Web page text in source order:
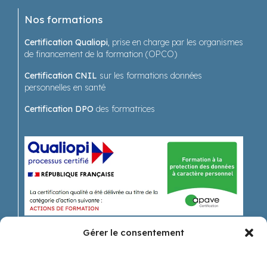
Gérer le consentement
Nos formations
Certification Qualiopi, prise en charge par les organismes
de financement de la formation (OPCO)
Certification CNIL sur les formations données
personnelles en santé
Certification DPO des formatrices